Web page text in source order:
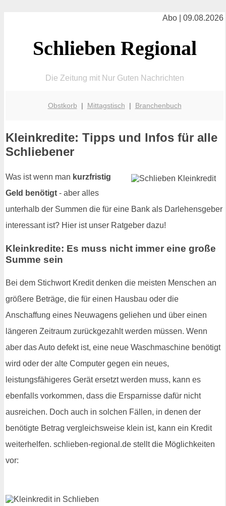
Abo | 09.08.2026
Schlieben Regional
Die Zeitung mit Nur Guten Nachrichten
Obstkorb | Mittagstisch | Branchenbuch
Kleinkredite: Tipps und Infos für alle
Schliebener
Was ist wenn man kurzfristig
Geld benötigt - aber alles
unterhalb der Summen die für eine Bank als Darlehensgeber
interessant ist? Hier ist unser Ratgeber dazu!
Kleinkredite: Es muss nicht immer eine große
Summe sein
Bei dem Stichwort Kredit denken die meisten Menschen an
größere Beträge, die für einen Hausbau oder die
Anschaffung eines Neuwagens geliehen und über einen
längeren Zeitraum zurückgezahlt werden müssen. Wenn
aber das Auto defekt ist, eine neue Waschmaschine benötigt
wird oder der alte Computer gegen ein neues,
leistungsfähigeres Gerät ersetzt werden muss, kann es
ebenfalls vorkommen, dass die Ersparnisse dafür nicht
ausreichen. Doch auch in solchen Fällen, in denen der
benötigte Betrag vergleichsweise klein ist, kann ein Kredit
weiterhelfen. schlieben-regional.de stellt die Möglichkeiten
vor: